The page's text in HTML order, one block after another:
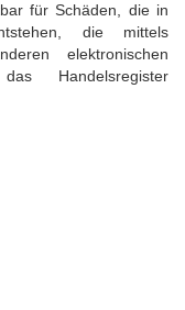
für Schäden, die in
die mittels
elektronischen
Handelsregister